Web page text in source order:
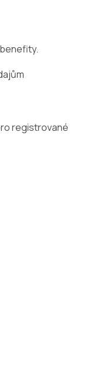
registrované